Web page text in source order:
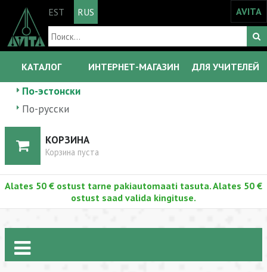
EST RUS AVITA
КАТАЛОГ ИНТЕРНЕТ-МАГАЗИН ДЛЯ УЧИТЕЛЕЙ
По-эстонски
По-русски
КОРЗИНА
Корзина пуста
Alates 50 € ostust tarne pakiautomaati tasuta. Alates 50 €
ostust saad valida kingituse.